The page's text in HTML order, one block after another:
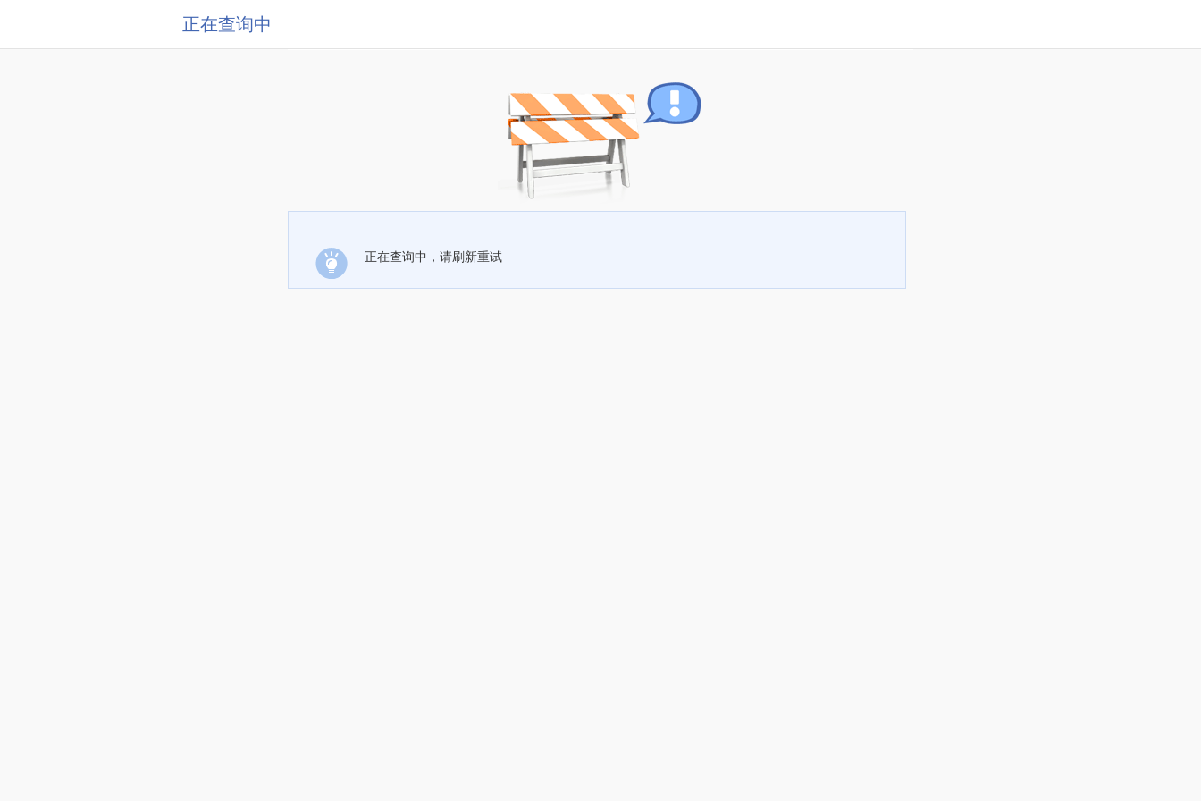
正在查询中
正在查询中，请刷新重试